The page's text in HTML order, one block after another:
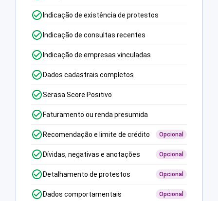
Indicação de existência de protestos
Indicação de consultas recentes
Indicação de empresas vinculadas
Dados cadastrais completos
Serasa Score Positivo
Faturamento ou renda presumida
Recomendação e limite de crédito Opcional
Dívidas, negativas e anotações Opcional
Detalhamento de protestos Opcional
Dados comportamentais Opcional